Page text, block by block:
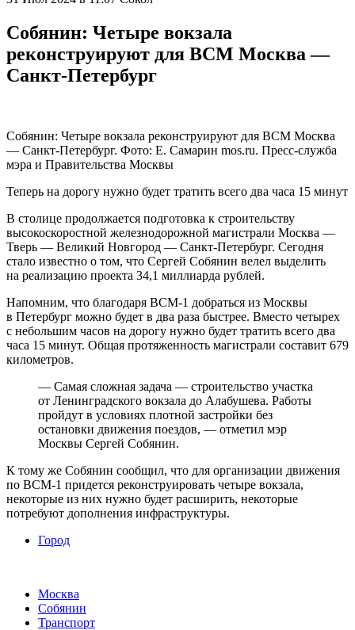
Собянин: Четыре вокзала
реконструируют для ВСМ Москва —
Санкт-Петербург
Собянин: Четыре вокзала реконструируют для ВСМ Москва
— Санкт-Петербург. Фото: Е. Самарин mos.ru. Пресс-служба
мэра и Правительства Москвы
Теперь на дорогу нужно будет тратить всего два часа 15 минут
В столице продолжается подготовка к строительству
высокоскоростной железнодорожной магистрали Москва —
Тверь — Великий Новгород — Санкт-Петербург. Сегодня
стало известно о том, что Сергей Собянин велел выделить
на реализацию проекта 34,1 миллиарда рублей.
Напомним, что благодаря ВСМ-1 добраться из Москвы
в Петербург можно будет в два раза быстрее. Вместо четырех
с небольшим часов на дорогу нужно будет тратить всего два
часа 15 минут. Общая протяженность магистрали составит 679
километров.
— Самая сложная задача — строительство участка
от Ленинградского вокзала до Алабушева. Работы
пройдут в условиях плотной застройки без
остановки движения поездов, — отметил мэр
Москвы Сергей Собянин.
К тому же Собянин сообщил, что для организации движения
по ВСМ-1 придется реконструировать четыре вокзала,
некоторые из них нужно будет расширить, некоторые
потребуют дополнения инфраструктуры.
Город
Москва
Собянин
Транспорт